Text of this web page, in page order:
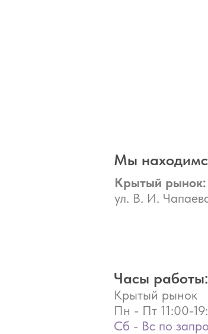
Крытый рынок:
ул. В. И.
Мы
Крытый рынок
Пн - Пт 11:00-
Сб - Вс по
Часы работы: